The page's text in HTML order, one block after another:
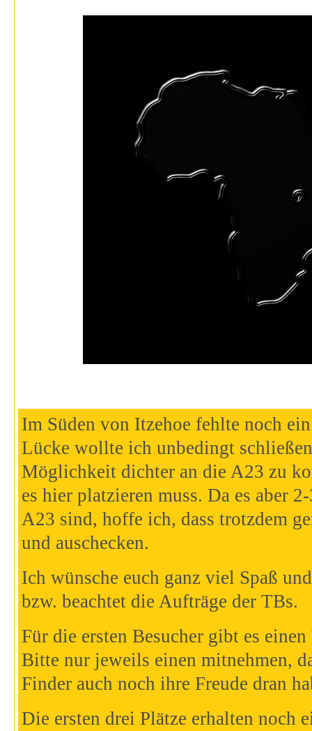
Im Süden von Itzehoe fehlte noch
Lücke wollte ich unbedingt
Möglichkeit dichter an die A23 zu
es hier platzieren muss. Da es aber
A23 sind, hoffe ich, dass trotzdem
und auschecken.
Ich wünsche euch ganz viel Spaß
bzw. beachtet die Aufträge der TBs.
Für die ersten Besucher gibt es
Bitte nur jeweils einen mitnehmen,
Finder auch noch ihre Freude dran
Die ersten drei Plätze erhalten noch